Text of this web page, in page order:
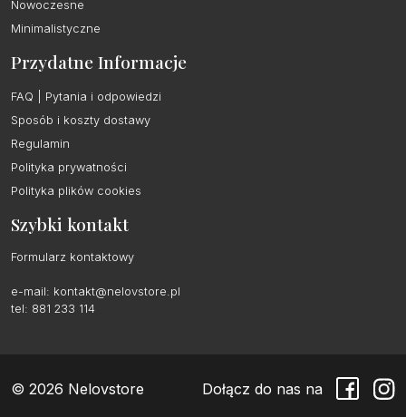
Nowoczesne
Minimalistyczne
Przydatne Informacje
FAQ | Pytania i odpowiedzi
Sposób i koszty dostawy
Regulamin
Polityka prywatności
Polityka plików cookies
Szybki kontakt
Formularz kontaktowy
e-mail: kontakt@nelovstore.pl
tel: 881 233 114
© 2026 Nelovstore Dołącz do nas na